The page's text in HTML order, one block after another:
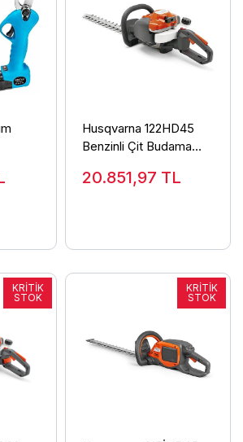
Husqvarna 122HD45
Benzinli Çit Budama
20.851,97 TL